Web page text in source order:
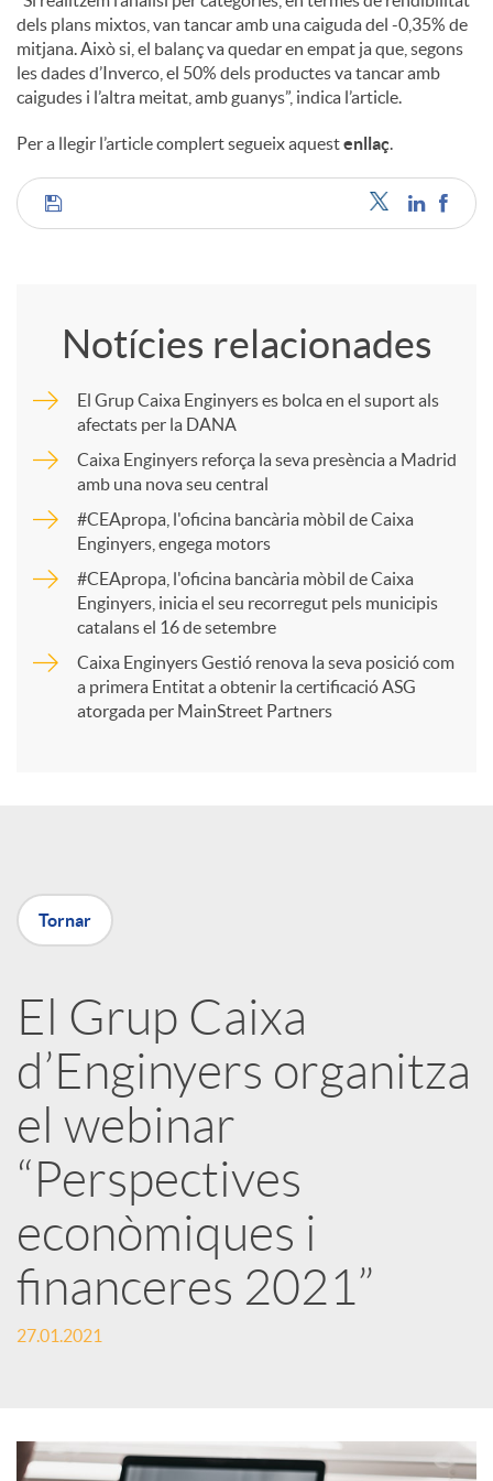
dels plans mixtos, van tancar amb una caiguda del -0,35% de
mitjana. Això si, el balanç va quedar en empat ja que, segons
les dades d’Inverco, el 50% dels productes va tancar amb
caigudes i l’altra meitat, amb guanys”, indica l’article.
Per a llegir l’article complert segueix aquestenllaç.
C
p
a
r
t
X
a
r
x
e
s
o
Notícies relacionades
El Grup Caixa Enginyers es bolca en el suport als
afectats per la DANA
Caixa Enginyers reforça la seva presència a Madrid
amb una nova seu central
#CEApropa, l'oficina bancària mòbil de Caixa
Enginyers, engega motors
#CEApropa, l'oficina bancària mòbil de Caixa
Enginyers, inicia el seu recorregut pels municipis
catalans el 16 de setembre
Caixa Enginyers Gestió renova la seva posició com
a primera Entitat a obtenir la certificació ASG
atorgada per MainStreet Partners
Tornar
El Grup Caixa
d’Enginyers organitza
el webinar
“Perspectives
econòmiques i
financeres 2021”
27.01.2021